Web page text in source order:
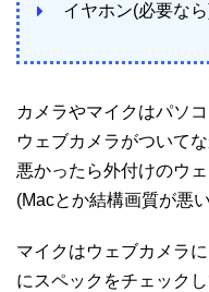
イヤホン(必要な
カメラやマイクはパソ
ウェブカメラがついて
悪かったら外付けのウ
(Macとか結構画質が悪
マイクはウェブカメラ
にスペックをチェックし